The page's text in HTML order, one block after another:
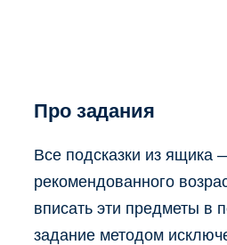
Про задания
Все подсказки из ящика
рекомендованного
вписать эти предметы в
задание методом